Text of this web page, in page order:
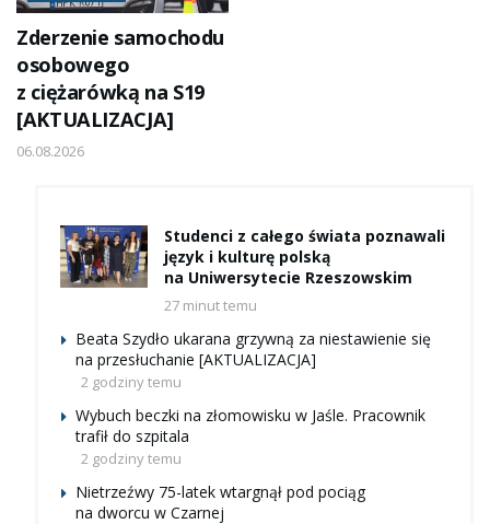
Zderzenie samochodu
osobowego
z ciężarówką na S19
[AKTUALIZACJA]
06.08.2026
Studenci z całego świata poznawali
język i kulturę polską
na Uniwersytecie Rzeszowskim
27 minut temu
Beata Szydło ukarana grzywną za niestawienie się
na przesłuchanie [AKTUALIZACJA]
2 godziny temu
Wybuch beczki na złomowisku w Jaśle. Pracownik
trafił do szpitala
2 godziny temu
Nietrzeźwy 75-latek wtargnął pod pociąg
na dworcu w Czarnej